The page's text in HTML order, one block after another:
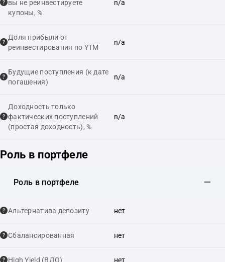
вы не реинвестируете
купоны, %
n/a
Доля прибыли от
реинвестирования по YTM
n/a
Будущие поступления (к дате
погашения)
n/a
Доходность только
фактических поступлений
(простая доходность), %
n/a
Роль в портфеле
Роль в портфеле
Альтернатива депозиту нет
Сбалансированная нет
High Yield (ВДО) нет